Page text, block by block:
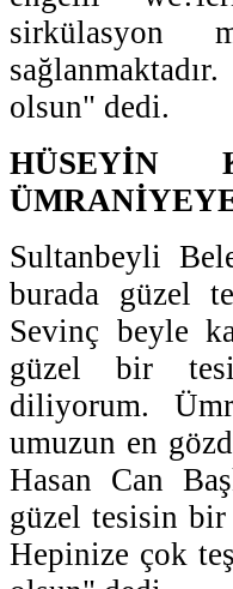
sirkülasyon
olsun" dedi.
HÜSEYİN
Sultanbeyli
burada güzel
Sevinç beyle
güzel bir
diliyorum.
umuzun en
Hasan Can
güzel tesisin bir
Hepinize çok